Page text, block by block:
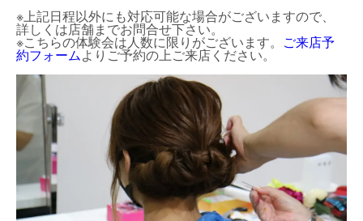
※上記日程以外にも対応可能な場合がございますので、
詳しくは店舗までお問合せ下さい。
※こちらの体験会は人数に限りがございます。 ご来店予
約フォームよりご予約の上ご来店ください。